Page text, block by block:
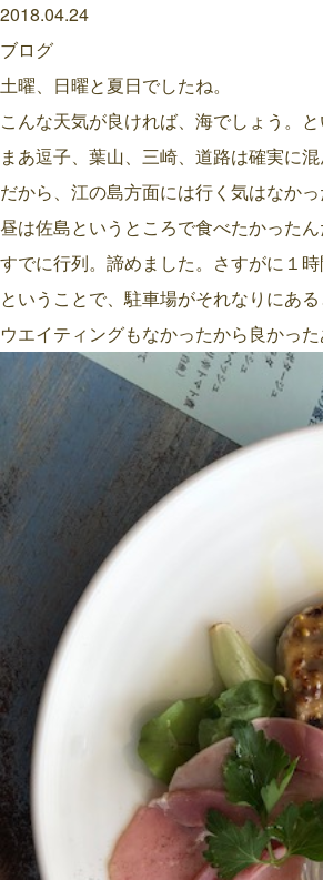
2018.04.24
ブログ
土曜、日曜と夏日でしたね。
こんな天気が良ければ、海でしょう。
まあ逗子、葉山、三崎、道路は確実に混
だから、江の島方面には行く気はなかっ
昼は佐島というところで食べたかった
すでに行列。諦めました。さすがに１時
ということで、駐車場がそれなりにあ
ウエイティングもなかったから良かった